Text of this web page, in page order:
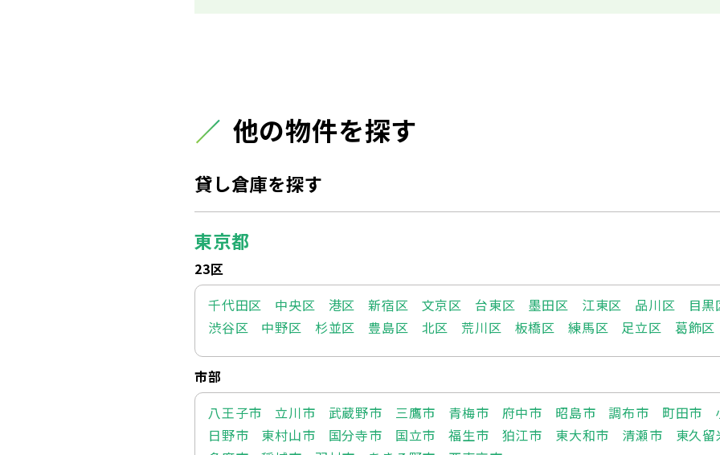
他の物件を探す
貸し倉庫を探す
東京都
23区
千代田区
中央区 港区 新宿区 文京区 台東区 墨田区 江東区 品川区
目黒
渋谷区
中野区 杉並区 豊島区 北区 荒川区 板橋区 練馬区 足立区 葛飾区
市部
八王子市
立川市 武蔵野市 三鷹市 青梅市 府中市 昭島市 調布市 町田市
日野市
東村山市 国分寺市 国立市 福生市 狛江市 東大和市 清瀬市
東久